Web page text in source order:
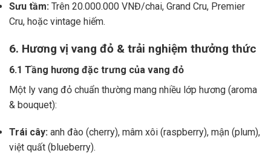
Sưu tầm: Trên 20.000.000 VNĐ/chai, Grand Cru, Premier
Cru, hoặc vintage hiếm.
6. Hương vị vang đỏ & trải nghiệm thưởng thức
6.1 Tầng hương đặc trưng của vang đỏ
Một ly vang đỏ chuẩn thường mang nhiều lớp hương (aroma
& bouquet):
Trái cây: anh đào (cherry), mâm xôi (raspberry), mận (plum),
việt quất (blueberry).